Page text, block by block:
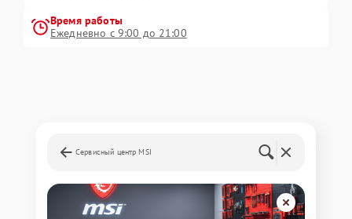
Время работы
Ежедневно с 9:00 до 21:00
Сервисный центр MSI